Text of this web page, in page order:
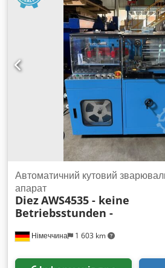
Німеччина 1 603 km
Автоматичний кутовий
апарат
DiezAWS4535 - keine
Betriebsstunden -